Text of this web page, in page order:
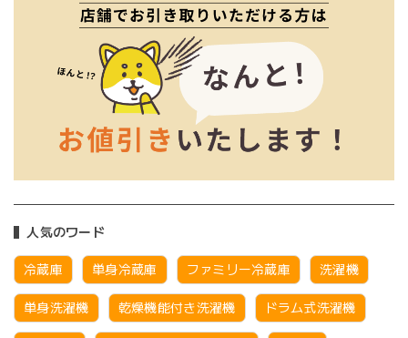
人気のワード
冷蔵庫 単身冷蔵庫 ファミリー冷蔵庫 洗濯機
単身洗濯機 乾燥機能付き洗濯機 ドラム式洗濯機